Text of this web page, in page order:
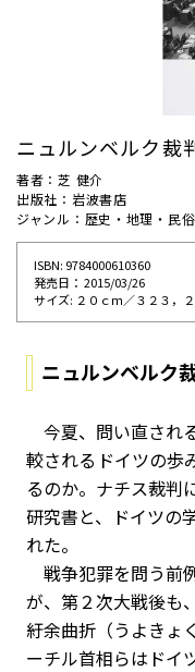
ニュルンベルク裁
著者：芝 健介
出版社：岩波書店
ジャンル：歴史・地理・民俗
ISBN: 9784000610360
発売⽇： 2015/03/26
サイズ: ２０ｃｍ／３２３，
ニュルンベルク
今夏、問い直され
較されるドイツの歩
るのか。ナチス裁判
研究書と、ドイツの
れた。
戦争犯罪を問う前
が、第２次大戦後も
紆余曲折（うよきょ
ーチル首相らはドイ